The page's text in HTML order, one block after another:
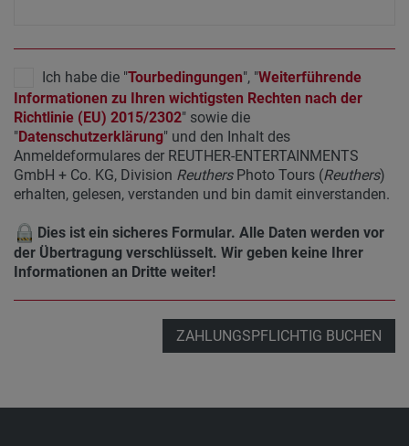
Ich habe die "Tourbedingungen", "Weiterführende
Informationen zu Ihren wichtigsten Rechten nach der
Richtlinie (EU) 2015/2302" sowie die
"Datenschutzerklärung" und den Inhalt des
Anmeldeformulares der REUTHER-ENTERTAINMENTS
GmbH + Co. KG, Division ReuthersPhoto Tours (Reuthers)
erhalten, gelesen, verstanden und bin damit einverstanden.
Dies ist ein sicheres Formular. Alle Daten werden vor
der Übertragung verschlüsselt. Wir geben keine Ihrer
Informationen an Dritte weiter!
ZAHLUNGSPFLICHTIG BUCHEN